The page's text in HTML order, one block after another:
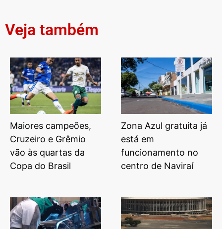
Veja também
Maiores campeões,
Cruzeiro e Grêmio
vão às quartas da
Copa do Brasil
Zona Azul gratuita já
está em
funcionamento no
centro de Naviraí